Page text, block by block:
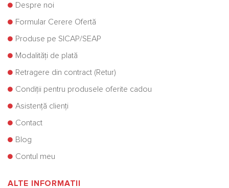
Despre noi
Formular Cerere Ofertă
Produse pe SICAP/SEAP
Modalități de plată
Retragere din contract (Retur)
Condiții pentru produsele oferite cadou
Asistență clienți
Contact
Blog
Contul meu
ALTE INFORMATII